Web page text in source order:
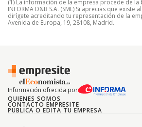
(1) La información de la empresa procede de la
INFORMA D&B S.A. (SME) Si aprecias que
dirígete acreditando tu representación de la
Avenida de Europa, 19, 28108, Madrid.
Información ofrecida por
QUIENES SOMOS
CONTACTO EMPRESITE
PUBLICA O EDITA TU EMPRESA